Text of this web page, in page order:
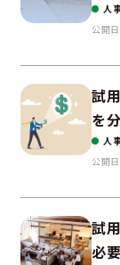
人
公開
試
を
人
公開
試
必